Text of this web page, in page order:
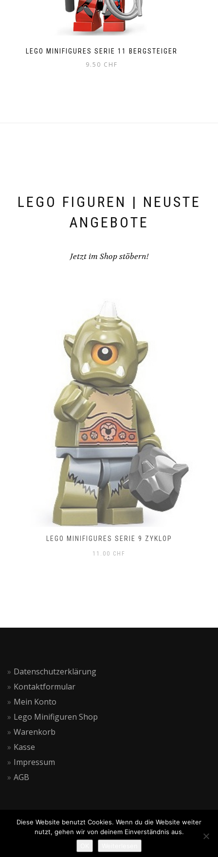
LEGO MINIFIGURES SERIE 11 BERGSTEIGER
9.50 CHF
LEGO FIGUREN | NEUSTE
ANGEBOTE
Jetzt im Shop stöbern!
LEGO MINIFIGURES SERIE 9 ZYKLOP
11.00 CHF
Datenschutzerklärung
Kontaktformular
Mein Konto
Lego Minifiguren Shop
Warenkorb
Kasse
Impressum
AGB
Diese Website benutzt Cookies. Wenn du die Website weiter
nutzt, gehen wir von deinem Einverständnis aus.